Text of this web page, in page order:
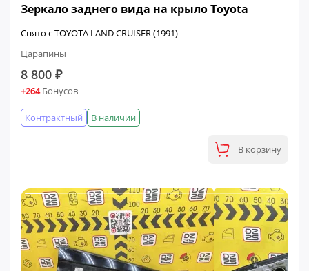
Зеркало заднего вида на крыло Toyota
Снято с TOYOTA LAND CRUISER (1991)
Царапины
8 800 ₽
+264Бонусов
В наличии
Контрактный
В корзину